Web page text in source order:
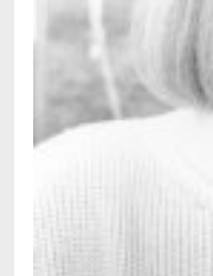
Abrahams, Peter (f. 1947)
Abrahamson, Emmy
Abse, Dannie
Abu-Jaber, Diana
Abulhawa, Susan
Aburas, Lone
Achebe, Chinua
Acker, Kathy